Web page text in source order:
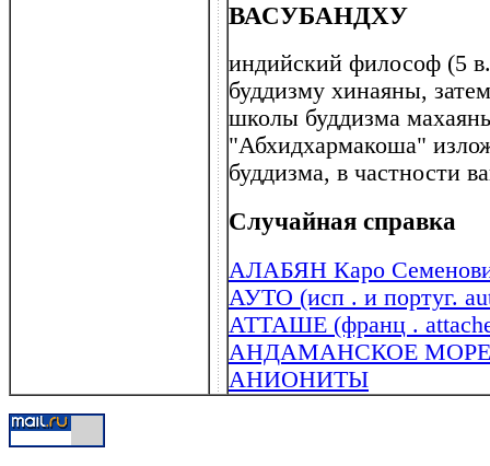
ВАСУБАНДХУ
индийский философ (5
буддизму хинаяны,
школы буддизма
"Абхидхармакоша"
буддизма, в частности
Случайная справка
АЛАБЯН Каро
АУТО (исп . и португ.
АТТАШЕ (франц .
АНДАМАНСКОЕ МОРЕ
АНИОНИТЫ